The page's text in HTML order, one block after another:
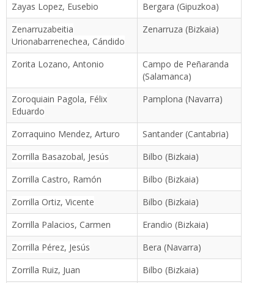
Zayas Lopez, Eusebio
Bergara (Gipuzkoa)
Zenarruzabeitia
Urionabarrenechea, Cándido
Zenarruza (Bizkaia)
Zorita Lozano, Antonio
Campo de Peñaranda
(Salamanca)
Zoroquiain Pagola, Félix
Eduardo
Pamplona (Navarra)
Zorraquino Mendez, Arturo
Santander (Cantabria)
Zorrilla Basazobal, Jesús
Bilbo (Bizkaia)
Zorrilla Castro, Ramón
Bilbo (Bizkaia)
Zorrilla Ortiz, Vicente
Bilbo (Bizkaia)
Zorrilla Palacios, Carmen
Erandio (Bizkaia)
Zorrilla Pérez, Jesús
Bera (Navarra)
Zorrilla Ruiz, Juan
Bilbo (Bizkaia)